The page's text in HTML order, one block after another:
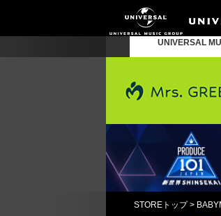
UNIVERSAL
STOREトップ>